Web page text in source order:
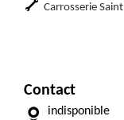
Carrosserie
Contact
indisponible